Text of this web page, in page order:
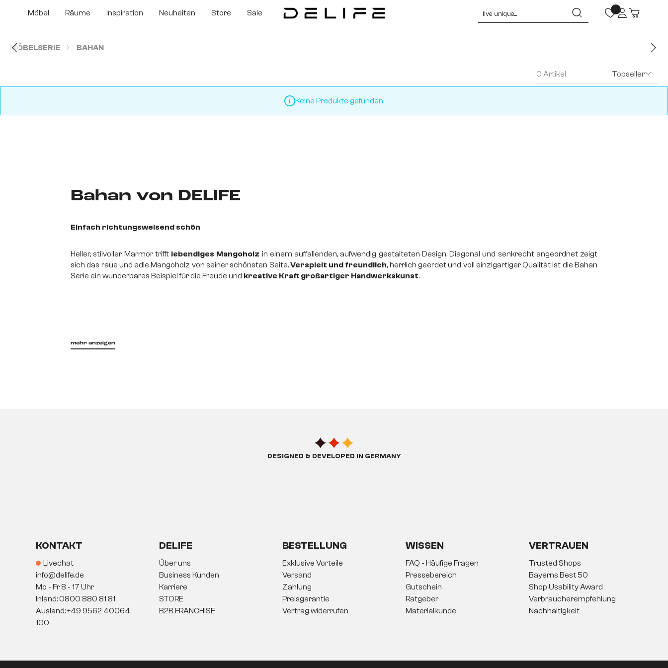
Hauptinhalt springen
Zur Suche springen
Zur Hauptnavigation springen
Möbel Räume Inspiration Neuheiten Store Sale
MÖBELSERIE BAHAN
0 Artikel Topseller
Keine Produkte gefunden.
Bahan von DELIFE
Einfach richtungsweisend schön
Heller, stilvoller Marmor trifft lebendiges Mangoholz in einem auffallenden, aufwendig gestalteten Design. Diagonal und senkrecht angeordnet zeigt
sich das raue und edle Mangoholz von seiner schönsten Seite.Verspielt und freundlich, herrlich geerdet und voll einzigartiger Qualität ist die Bahan
Serie ein wunderbares Beispiel für die Freude und kreative Kraft großartiger Handwerkskunst.
mehr anzeigen
DESIGNED & DEVELOPED IN GERMANY
KONTAKT
Livechat
info@delife.de
Mo - Fr 8 - 17 Uhr
Inland: 0800 880 81 81
Ausland: +49 9562 40064
100
DELIFE
Über uns
Business Kunden
Karriere
STORE
B2B FRANCHISE
BESTELLUNG
Exklusive Vorteile
Versand
Zahlung
Preisgarantie
Vertrag widerrufen
WISSEN
FAQ - Häufige Fragen
Pressebereich
Gutschein
Ratgeber
Materialkunde
VERTRAUEN
Trusted Shops
Bayerns Best 50
Shop Usability Award
Verbraucherempfehlung
Nachhaltigkeit